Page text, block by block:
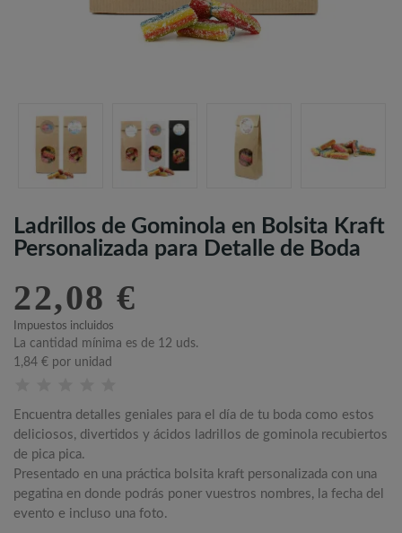
Ladrillos de Gominola en Bolsita Kraft
Personalizada para Detalle de Boda
22,08 €
Impuestos incluidos
La cantidad mínima es de 12 uds.
1,84 € por unidad
Encuentra detalles geniales para el día de tu boda como estos
deliciosos, divertidos y ácidos ladrillos de gominola recubiertos
de pica pica.
Presentado en una práctica bolsita kraft personalizada con una
pegatina en donde podrás poner vuestros nombres, la fecha del
evento e incluso una foto.